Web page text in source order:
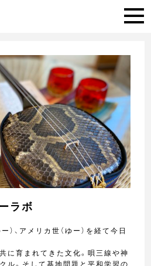
ラボ
）、アメリカ世（ゆー）を経て今日
に育まれてきた文化。唄三線や神
ル。そして基地問題と平和学習の